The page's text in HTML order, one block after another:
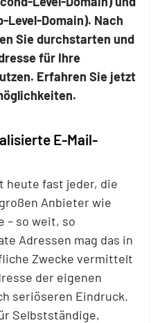
Level-Domain). Nach
Sie durchstarten und
für Ihre
Erfahren Sie jetzt
E-Mail-
heute fast jeder, die
Anbieter wie
– so weit, so
Adressen mag das in
Zwecke vermittelt
der eigenen
seriöseren Eindruck.
Selbstständige,